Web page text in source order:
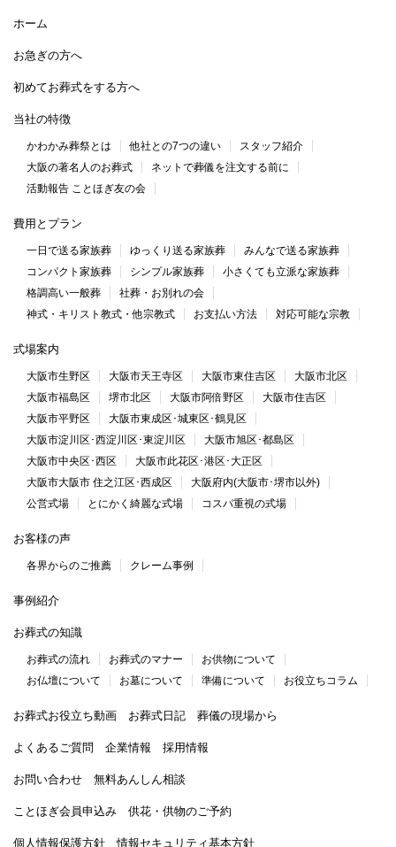
ホーム
お急ぎの方へ
初めてお葬式をする方へ
当社の特徴
かわかみ葬祭とは 他社との7つの違い
スタッフ紹介
大阪の著名人のお葬式
ネットで葬儀を注文する前に
活動報告 ことほぎ友の会
費用とプラン
一日で送る家族葬 ゆっくり送る家族葬
みんなで送る家族葬
コンパクト家族葬
シンプル家族葬
小さくても立派な家族葬
格調高い一般葬
社葬・お別れの会
神式・キリスト教式・他宗教式
お支払い方法 対応可能な宗教
式場案内
大阪市生野区 大阪市天王寺区 大阪市東住吉区
大阪市北区
大阪市福島区
堺市北区 大阪市阿倍野区
大阪市住吉区
大阪市平野区
大阪市東成区･城東区･鶴見区
大阪市淀川区･西淀川区･東淀川区
大阪市旭区･都島区
大阪市中央区･西区
大阪市此花区･港区･大正区
大阪市大阪市 住之江区･西成区
大阪府内(大阪市･堺市以外)
公営式場
とにかく綺麗な式場 コスパ重視の式場
お客様の声
各界からのご推薦 クレーム事例
事例紹介
お葬式の知識
お葬式の流れ お葬式のマナー
お供物について
お仏壇について
お墓について 準備について お役立ちコラム
お葬式お役立ち動画 お葬式日記 葬儀の現場から
よくあるご質問 企業情報 採用情報
お問い合わせ 無料あんしん相談
ことほぎ会員申込み 供花・供物のご予約
個人情報保護方針 情報セキュリティ基本方針